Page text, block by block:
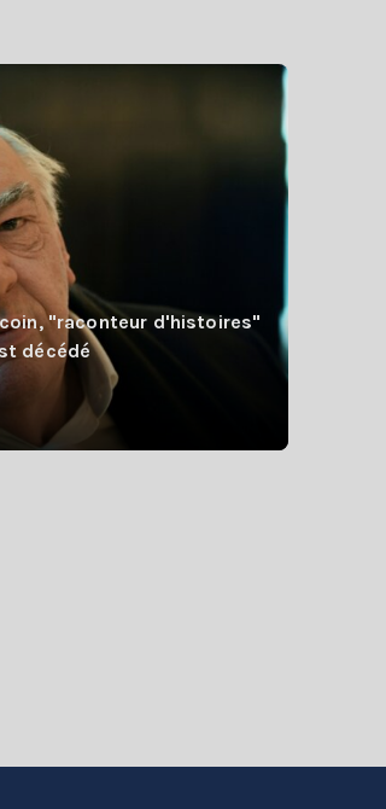
"raconteur d'histoires"
décédé